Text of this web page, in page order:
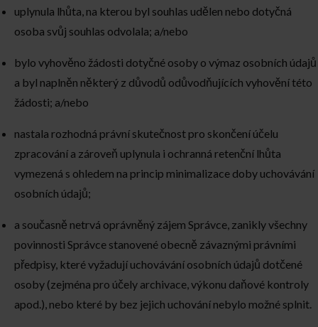
uplynula lhůta, na kterou byl souhlas udělen nebo dotyčná
osoba svůj souhlas odvolala; a/nebo
bylo vyhověno žádosti dotyčné osoby o výmaz osobních údajů
a byl naplněn některý z důvodů odůvodňujících vyhovění této
žádosti; a/nebo
nastala rozhodná právní skutečnost pro skončení účelu
zpracování a zároveň uplynula i ochranná retenční lhůta
vymezená s ohledem na princip minimalizace doby uchovávání
osobních údajů;
a současně netrvá oprávněný zájem Správce, zanikly všechny
povinnosti Správce stanovené obecně závaznými právními
předpisy, které vyžadují uchovávání osobních údajů dotčené
osoby (zejména pro účely archivace, výkonu daňové kontroly
apod.), nebo které by bez jejich uchování nebylo možné splnit.